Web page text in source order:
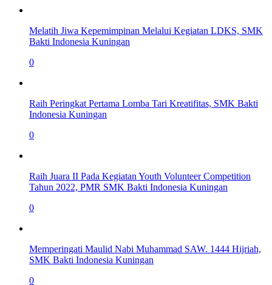
Melatih Jiwa Kepemimpinan Melalui Kegiatan LDKS, SMK
Bakti Indonesia Kuningan
0
Raih Peringkat Pertama Lomba Tari Kreatifitas, SMK Bakti
Indonesia Kuningan
0
Raih Juara II Pada Kegiatan Youth Volunteer Competition
Tahun 2022, PMR SMK Bakti Indonesia Kuningan
0
Memperingati Maulid Nabi Muhammad SAW. 1444 Hijriah,
SMK Bakti Indonesia Kuningan
0